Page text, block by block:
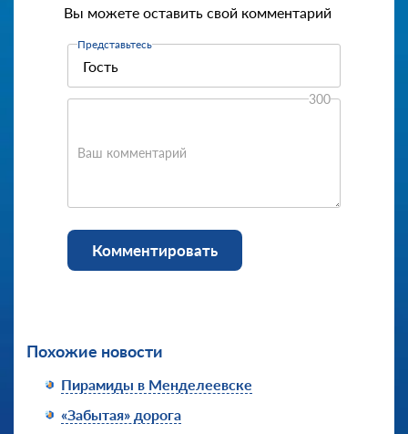
Вы можете оставить свой комментарий
Представьтесь
Ваш комментарий
300
Комментировать
Похожие новости
Пирамиды в Менделеевске
«Забытая» дорога